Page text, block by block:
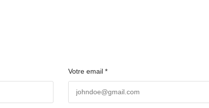
Votre email *